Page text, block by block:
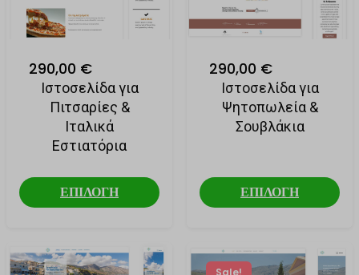
290,00 €
Ιστοσελίδα για
Πιτσαρίες &
Ιταλικά
Εστιατόρια
ΕΠΙΛΟΓΗ
290,00 €
Ιστοσελίδα για
Ψητοπωλεία &
Σουβλάκια
ΕΠΙΛΟΓΗ
Sale!